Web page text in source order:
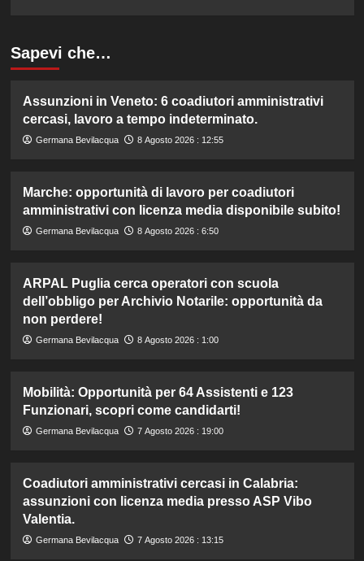
Sapevi che…
Assunzioni in Veneto: 6 coadiutori amministrativi
cercasi, lavoro a tempo indeterminato.
Germana Bevilacqua 8 Agosto 2026 : 12:55
Marche: opportunità di lavoro per coadiutori
amministrativi con licenza media disponibile subito!
Germana Bevilacqua 8 Agosto 2026 : 6:50
ARPAL Puglia cerca operatori con scuola
dell’obbligo per Archivio Notarile: opportunità da
non perdere!
Germana Bevilacqua 8 Agosto 2026 : 1:00
Mobilità: Opportunità per 64 Assistenti e 123
Funzionari, scopri come candidarti!
Germana Bevilacqua 7 Agosto 2026 : 19:00
Coadiutori amministrativi cercasi in Calabria:
assunzioni con licenza media presso ASP Vibo
Valentia.
Germana Bevilacqua 7 Agosto 2026 : 13:15